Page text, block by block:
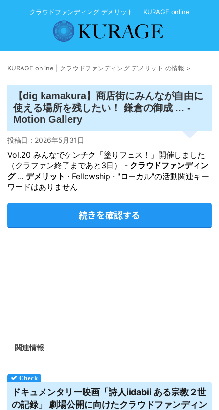
クラウドファンディング デメリット ｜ KURAGE online
KURAGE online | クラウドファンディング デメリット の情報 >
【dig kamakura】商店街にみんなが自由に
使える場所を残したい！ 鎌倉の御成 ... -
Motion Gallery
投稿日： 2026年5月31日
Vol.20 みんなでケンチク「塗りフェス！」開催しました
（クラファン終了まであと3日） - クラウドファンディン
グ... デメリット · Fellowship · "ローカル"の活動関連キー
ワードはありません
続きを確認する
関連情報
ドキュメンタリー映画「詩人iidabii ある宗教２世
の記録」 劇場公開に向けたクラウドファンディン